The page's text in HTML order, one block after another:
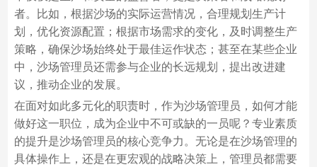
者。比如，根据沙场的实际运营情况，合理规划生产计
划，优化资源配置；根据市场需求的变化，及时调整生产
策略，确保沙场始终处于最佳运作状态；甚至在某些企业
中，沙场管理员还需参与企业的长远规划，提出改进建
议，推动企业的发展。
在面对如此多元化的职责时，作为沙场管理员，如何才能
做好这一职位，成为企业中不可或缺的一员呢？专业素质
的提升是沙场管理员的核心竞争力。无论是在沙场管理的
具体操作上，还是在更宏观的战略决策上，管理员都需要